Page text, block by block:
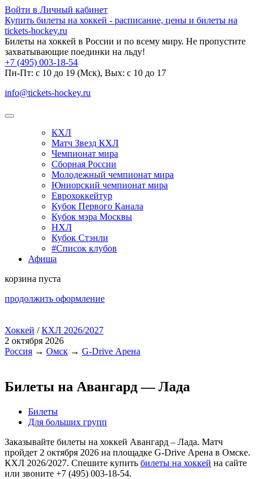
Войти в Личный кабинет
Купить билеты на хоккей - расписание, цены и билеты на
tickets-hockey.ru
Билеты на хоккей в России и по всему миру. Не пропустите
захватывающие поединки на льду!
+7 (495) 003-18-54
Пн-Пт: c 10 до 19 (Мск), Вых: с 10 до 17
info@tickets-hockey.ru
КХЛ
Матч Звезд КХЛ
Чемпионат мира
Сборная России
Молодежный чемпионат мира
Юниорский чемпионат мира
Еврохоккейтур
Кубок Первого Канала
Кубок мэра Москвы
НХЛ
Кубок Стэнли
#Список клубов
Афиша
корзина пуста
продолжить оформление
Хоккей /КХЛ 2026/2027
2 октября 2026
Россия → Омск → G-Drive Арена
Билеты на Авангард — Лада
Билеты
Для больших групп
Заказывайте билеты на хоккей Авангард – Лада. Матч
пройдет 2 октября 2026 на площадке G-Drive Арена в Омске.
КХЛ 2026/2027. Спешите купить билеты на хоккей на сайте
или звоните +7 (495) 003-18-54.